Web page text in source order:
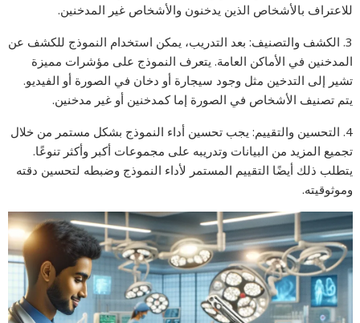
للاعتراف بالأشخاص الذين يدخنون والأشخاص غير المدخنين.
3. الكشف والتصنيف: بعد التدريب، يمكن استخدام النموذج للكشف عن
المدخنين في الأماكن العامة. يتعرف النموذج على مؤشرات مميزة
تشير إلى التدخين مثل وجود سيجارة أو دخان في الصورة أو الفيديو.
يتم تصنيف الأشخاص في الصورة إما كمدخنين أو غير مدخنين.
4. التحسين والتقييم: يجب تحسين أداء النموذج بشكل مستمر من خلال
تجميع المزيد من البيانات وتدريبه على مجموعات أكبر وأكثر تنوعًا.
يتطلب ذلك أيضًا التقييم المستمر لأداء النموذج وضبطه لتحسين دقته
وموثوقيته.